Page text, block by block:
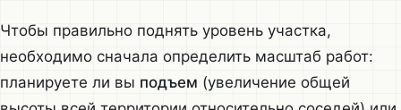
Чтобы правильно поднять уровень участка,
необходимо сначала определить масштаб работ:
планируете ли вы подъем (увеличение общей